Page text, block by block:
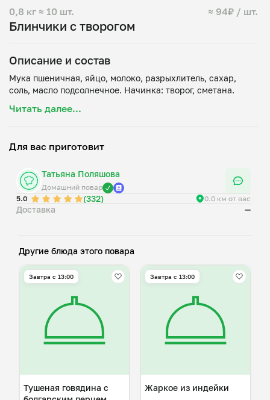
Блинчики с творогом
0,8 кг ≈ 10 шт. ≈ 94₽ / шт.
Описание и состав
Мука пшеничная, яйцо, молоко, разрыхлитель, сахар,
Читать далее...
Для вас приготовит
Татьяна Поляшова
Домашний повар
5.0
(332) 0.0 км от вас
Доставка —
Другие блюда этого повара
Завтра c 13:00
Тушеная говядина с
Завтра c 13:00
Жаркое из индейки